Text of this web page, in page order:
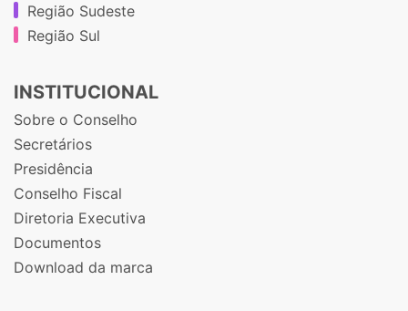
Região Sudeste
Região Sul
INSTITUCIONAL
Sobre o Conselho
Secretários
Presidência
Conselho Fiscal
Diretoria Executiva
Documentos
Download da marca